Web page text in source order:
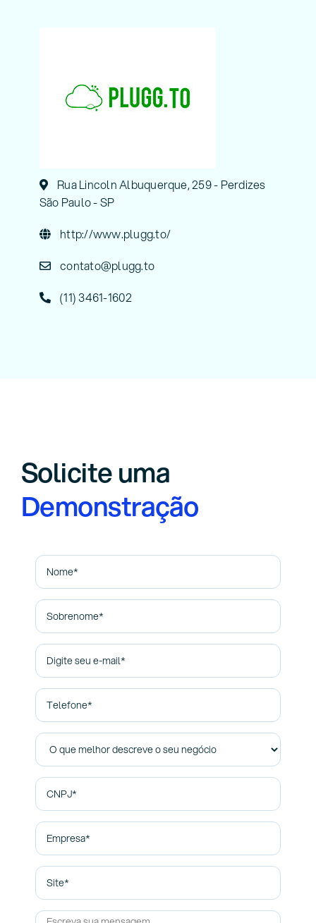
Rua Lincoln Albuquerque, 259 - Perdizes
São Paulo - SP
http://www.plugg.to/
contato@plugg.to
(11) 3461-1602
Solicite uma
Demonstração